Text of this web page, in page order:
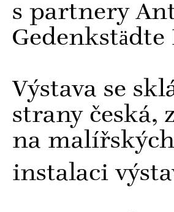
s partnery
Gedenkstädte
Výstava se
strany česká,
na
instalaci